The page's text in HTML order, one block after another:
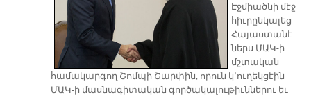
Էջմիածնի մէջ
հիւրընկալեց
Հայաստանէ
ներս ՄԱԿ-ի
մշտական
համակարգող Շոմպի Շարփին, որուն կ՚ուղեկցէին
ՄԱԿ-ի մասնագիտական գործակալութիւններու եւ